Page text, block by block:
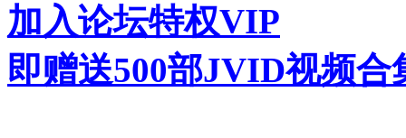
加入论坛特权VIP
即赠送500部JVID视频合